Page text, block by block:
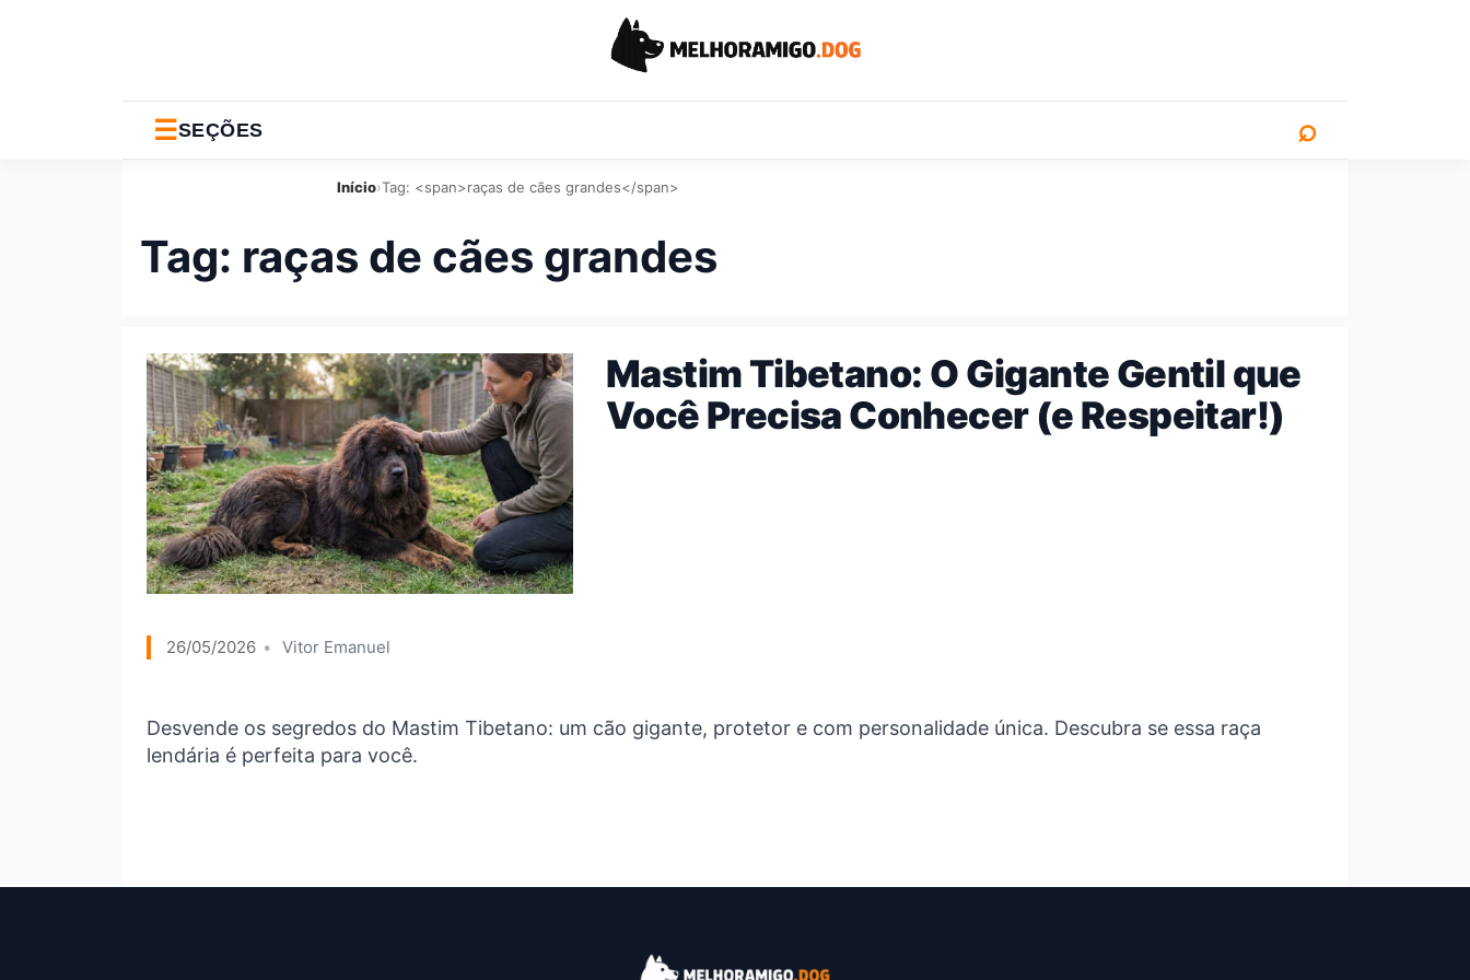
☰SEÇÕES ⌕
Início›Tag: <span>raças de cães grandes</span>
Tag: raças de cães grandes
Mastim Tibetano: O Gigante Gentil que
Você Precisa Conhecer (e Respeitar!)
26/05/2026 Vitor Emanuel
Desvende os segredos do Mastim Tibetano: um cão gigante, protetor e com personalidade única. Descubra se essa raça
lendária é perfeita para você.